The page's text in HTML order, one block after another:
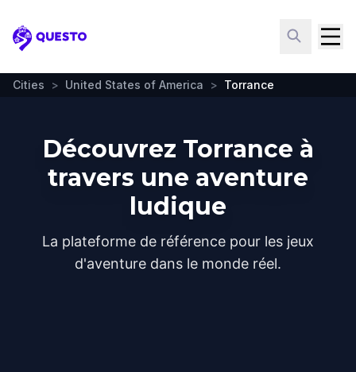
Questo
Cities > United States of America > Torrance
Découvrez Torrance à
travers une aventure
ludique
La plateforme de référence pour les jeux
d'aventure dans le monde réel.